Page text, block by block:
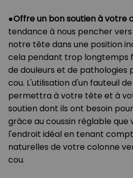
●Offre un bon soutien à votre
tendance à nous pencher
notre tête dans une position
cela pendant trop longtemps
de douleurs et de pathologies
cou. L'utilisation d'un fauteuil
permettra à votre tête et à
soutien dont ils ont besoin
grâce au coussin réglable que
l'endroit idéal en tenant
naturelles de votre colonne
cou.